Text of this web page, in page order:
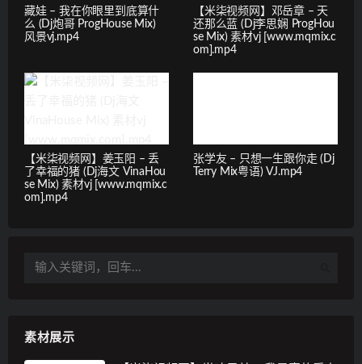
藏娃 – 我在你眼里到底算什
么 (Dj炮哥 ProgHouse Mix)
风景vj.mp4
【米柒视频网】邓岳章 – 天
还那么蓝 (Dj李思娴 ProgHou
se Mix) 素材vj [www.mqmix.c
om].mp4
【米柒视频网】姜玉阳 – 丢
了幸福的猪 (Dj海文 VinaHou
se Mix) 素材vj [www.mqmix.c
om].mp4
张学友 – 只想一生跟你走 (Dj
Terry Mix粤语) VJ.mp4
素材展示